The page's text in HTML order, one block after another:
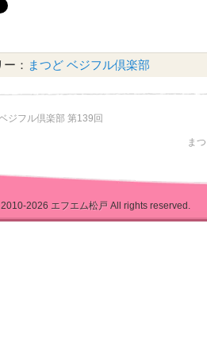
： まつど ベジフル倶楽部
ジフル倶楽部 第139回
ま
2026 エフエム松戸 All rights reserved.